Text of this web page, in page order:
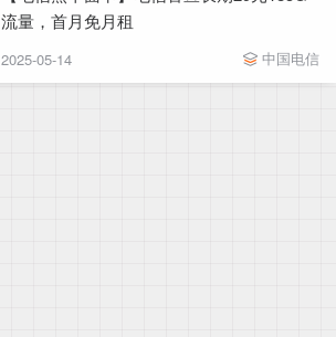
流量，首月免月租
2025-05-14 中国电信